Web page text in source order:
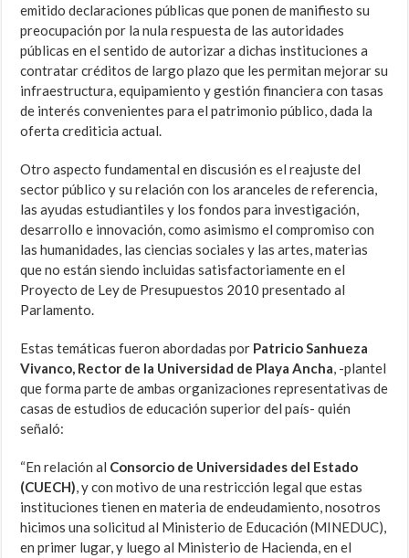
emitido declaraciones públicas que ponen de manifiesto su
preocupación por la nula respuesta de las autoridades
públicas en el sentido de autorizar a dichas instituciones a
contratar créditos de largo plazo que les permitan mejorar su
infraestructura, equipamiento y gestión financiera con tasas
de interés convenientes para el patrimonio público, dada la
oferta crediticia actual.
Otro aspecto fundamental en discusión es el reajuste del
sector público y su relación con los aranceles de referencia,
las ayudas estudiantiles y los fondos para investigación,
desarrollo e innovación, como asimismo el compromiso con
las humanidades, las ciencias sociales y las artes, materias
que no están siendo incluidas satisfactoriamente en el
Proyecto de Ley de Presupuestos 2010 presentado al
Parlamento.
Estas temáticas fueron abordadas por Patricio Sanhueza
Vivanco, Rector de la Universidad de Playa Ancha, -plantel
que forma parte de ambas organizaciones representativas de
casas de estudios de educación superior del país- quién
señaló:
“En relación al Consorcio de Universidades del Estado
(CUECH), y con motivo de una restricción legal que estas
instituciones tienen en materia de endeudamiento, nosotros
hicimos una solicitud al Ministerio de Educación (MINEDUC),
en primer lugar, y luego al Ministerio de Hacienda, en el